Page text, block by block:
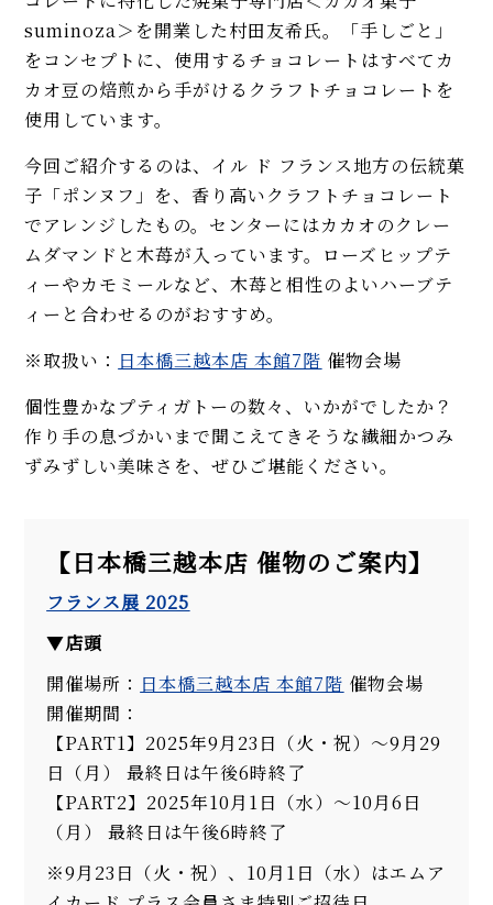
suminoza＞を開業した村田友希氏。「手しごと」
をコンセプトに、使用するチョコレートはすべてカ
カオ豆の焙煎から手がけるクラフトチョコレートを
使用しています。
今回ご紹介するのは、イル ド フランス地方の伝統菓
子「ポンヌフ」を、香り高いクラフトチョコレート
でアレンジしたもの。センターにはカカオのクレー
ムダマンドと木苺が入っています。ローズヒップテ
ィーやカモミールなど、木苺と相性のよいハーブテ
ィーと合わせるのがおすすめ。
※取扱い： 日本橋三越本店 本館7階 催物会場
個性豊かなプティガトーの数々、いかがでしたか？
作り手の息づかいまで聞こえてきそうな繊細かつみ
ずみずしい美味さを、ぜひご堪能ください。
【日本橋三越本店 催物のご案内】
フランス展 2025
▼店頭
開催場所： 日本橋三越本店 本館7階 催物会場
開催期間：
【PART1】2025年9月23日（火・祝）〜9月29
日（月） 最終日は午後6時終了
【PART2】2025年10月1日（水）〜10月6日
（月） 最終日は午後6時終了
※9月23日（火・祝）、10月1日（水）はエムア